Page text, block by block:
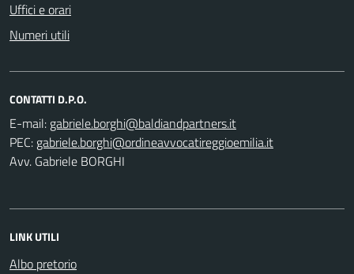
Uffici e orari
Numeri utili
CONTATTI D.P.O.
E-mail:
PEC:
Avv. Gabriele BORGHI
LINK UTILI
Albo pretorio